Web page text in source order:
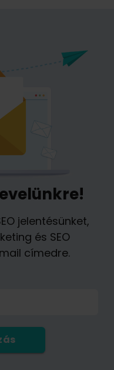
jelentésünket,
és SEO
címedre.